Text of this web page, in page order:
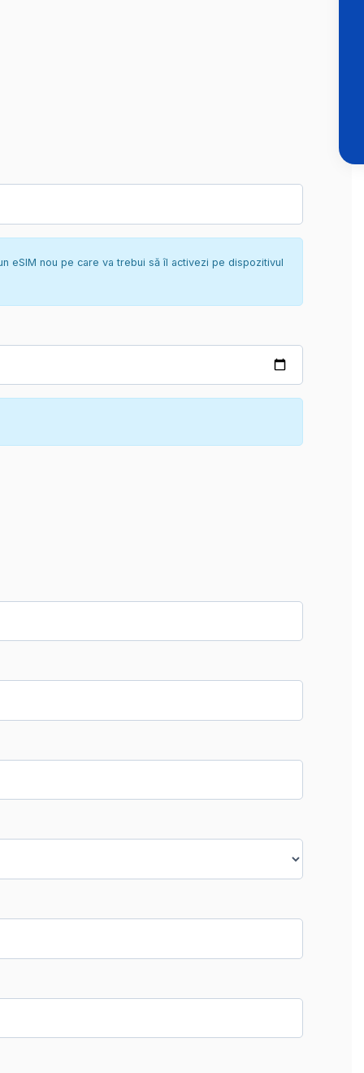
eSIM nou pe care va trebui să îl activezi pe dispozitivul